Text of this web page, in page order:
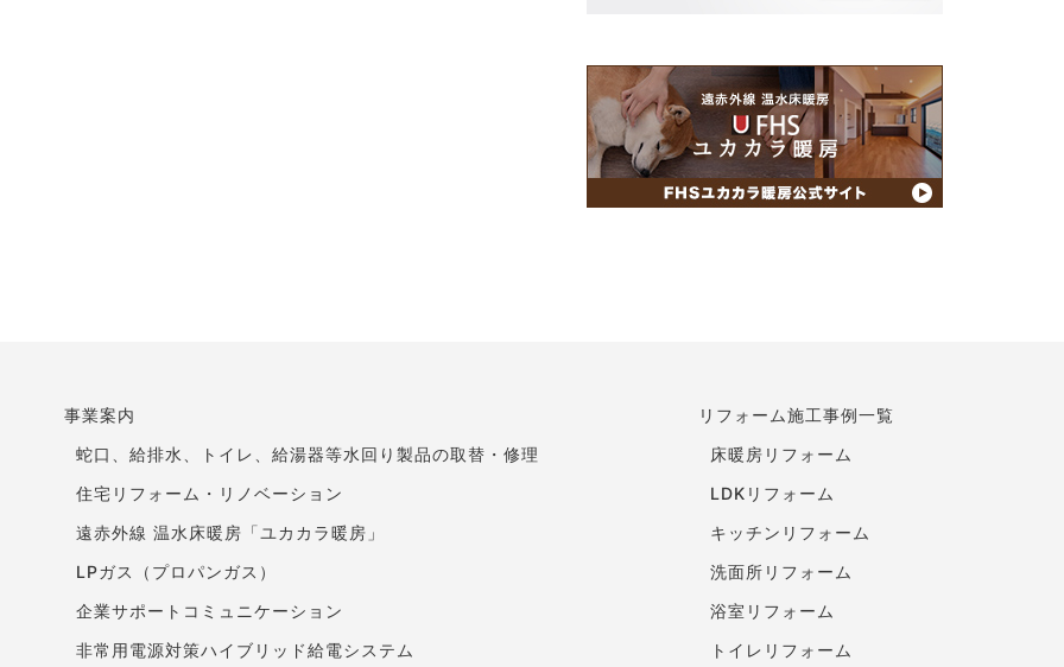
事業案内
蛇口、給排水、トイレ、給湯器等水回り製品の取替・修理
住宅リフォーム・リノベーション
遠赤外線 温水床暖房「ユカカラ暖房」
LPガス（プロパンガス）
企業サポートコミュニケーション
非常用電源対策ハイブリッド給電システム
リフォーム施工事例一覧
床暖房リフォーム
LDKリフォーム
キッチンリフォーム
洗面所リフォーム
浴室リフォーム
トイレリフォーム